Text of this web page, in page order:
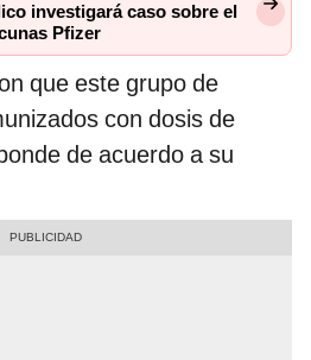
investigará caso sobre el
Pfizer
que este grupo de
con dosis de
de acuerdo a su